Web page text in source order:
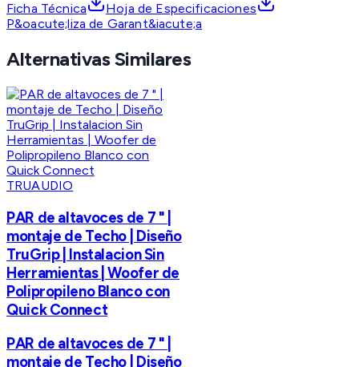
Ficha Técnica
Hoja de Especificaciones
P&oacute;liza de Garant&iacute;a
Alternativas Similares
TRUAUDIO
PAR de altavoces de 7 " |
montaje de Techo | Diseño
TruGrip | Instalacion Sin
Herramientas | Woofer de
Polipropileno Blanco con
Quick Connect
PAR de altavoces de 7 " |
montaje de Techo | Diseño